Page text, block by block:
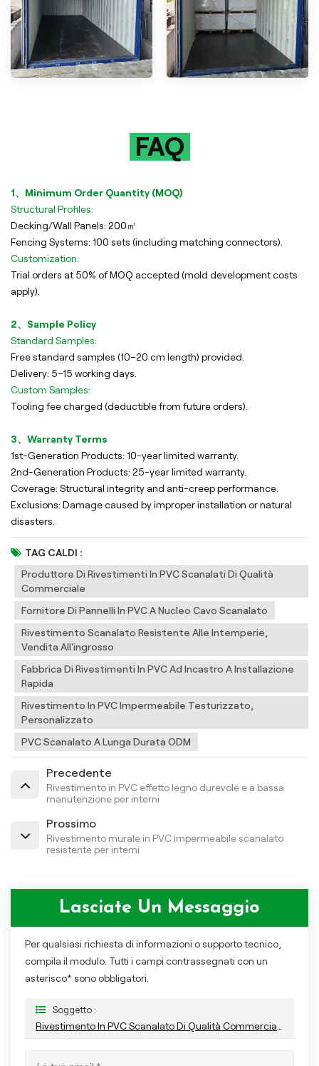
FAQ
1、Minimum Order Quantity (MOQ)
Structural Profiles:
Decking/Wall Panels: 200㎡
Fencing Systems: 100 sets (including matching connectors).
Customization:
Trial orders at 50% of MOQ accepted (mold development costs
apply).
2、Sample Policy
Standard Samples:
Free standard samples (10–20 cm length) provided.
Delivery: 5–15 working days.
Custom Samples:
Tooling fee charged (deductible from future orders).
3、Warranty Terms
1st-Generation Products: 10-year limited warranty.
2nd-Generation Products: 25-year limited warranty.
Coverage: Structural integrity and anti-creep performance.
Exclusions: Damage caused by improper installation or natural
disasters.
TAG CALDI :
Produttore Di Rivestimenti In PVC Scanalati Di Qualità
Commerciale
Fornitore Di Pannelli In PVC A Nucleo Cavo Scanalato
Rivestimento Scanalato Resistente Alle Intemperie,
Vendita All'ingrosso
Fabbrica Di Rivestimenti In PVC Ad Incastro A Installazione
Rapida
Rivestimento In PVC Impermeabile Testurizzato,
Personalizzato
PVC Scanalato A Lunga Durata ODM
Precedente
Rivestimento in PVC effetto legno durevole e a bassa
manutenzione per interni
Prossimo
Rivestimento murale in PVC impermeabile scanalato
resistente per interni
Lasciate Un Messaggio
Per qualsiasi richiesta di informazioni o supporto tecnico,
compila il modulo. Tutti i campi contrassegnati con un
asterisco* sono obbligatori.
Soggetto :